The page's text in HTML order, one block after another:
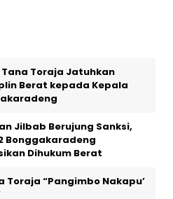
Tana Toraja Jatuhkan
Berat kepada Kepala
Jilbab Berujung Sanksi,
Bonggakaradeng
Dihukum Berat
Toraja “Pangimbo Nakapu’